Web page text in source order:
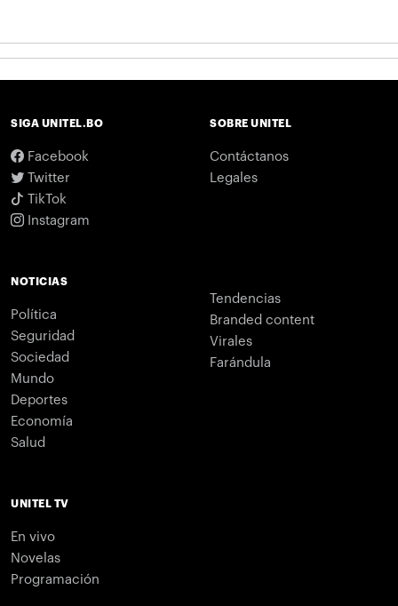
SIGA UNITEL.BO
Facebook
Twitter
TikTok
Instagram
SOBRE UNITEL
Contáctanos
Legales
NOTICIAS
Política
Seguridad
Sociedad
Mundo
Deportes
Economía
Salud
Tendencias
Branded content
Virales
Farándula
UNITEL TV
En vivo
Novelas
Programación